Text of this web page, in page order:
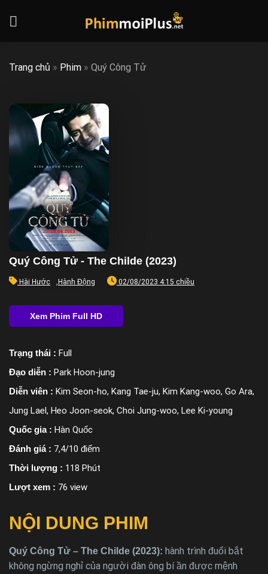
Trang chủ » Phim » Quý Công Tử
Quý Công Tử - The Childe (2023)
Hài Hước Hành Động 02/08/2023 4:15 chiều
Trạng thái : Full
Đạo diễn : Park Hoon-jung
Diễn viên : Kim Seon-ho, Kang Tae-ju, Kim Kang-woo, Go Ara,
Jung Lael, Heo Joon-seok, Choi Jung-woo, Lee Ki-young
Quốc gia : Hàn Quốc
Đánh giá : 7,4/10 điểm
Thời lượng : 118 Phút
Lượt xem : 76 view
NỘI DUNG PHIM
Quý Công Tử – The Childe (2023): hành trình đuổi bắt
không ngừng nghỉ của người đàn ông bí ần được mệnh